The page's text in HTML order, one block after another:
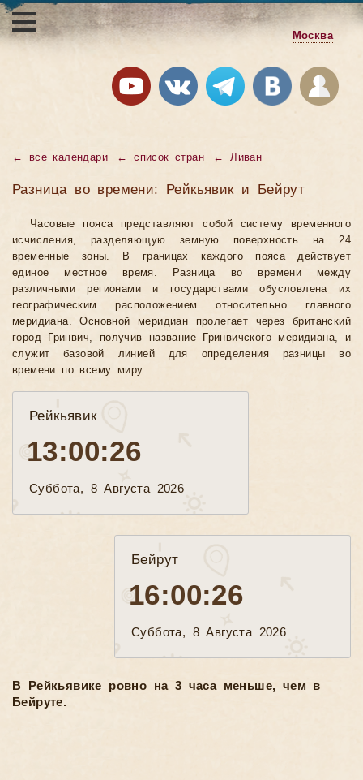
Москва
← все календари ←список стран ←Ливан
Разница во времени: Рейкьявик и Бейрут
Часовые пояса представляют собой систему временного
исчисления, разделяющую земную поверхность на 24
временные зоны. В границах каждого пояса действует
единое местное время. Разница во времени между
различными регионами и государствами обусловлена их
географическим расположением относительно главного
меридиана. Основной меридиан пролегает через британский
город Гринвич, получив название Гринвичского меридиана, и
служит базовой линией для определения разницы во
времени по всему миру.
Рейкьявик
13:00:27
Суббота, 8 Августа 2026
Бейрут
16:00:27
Суббота, 8 Августа 2026
В Рейкьявике ровно на 3 часа меньше, чем в
Бейруте.